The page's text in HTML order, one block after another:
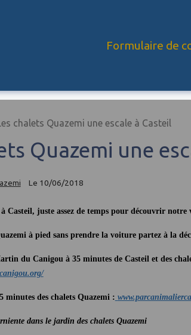
Formulaire de
chalets Quazemi une escale à Casteil
Quazemi une
Le 10/06/2018
Casteil, juste assez de temps pour découvrir notre
à pied sans prendre la voiture partez à la
du Canigou à 35 minutes de Casteil et des
minutes des chalets Quazemi :
dans le jardin des chalets Quazemi